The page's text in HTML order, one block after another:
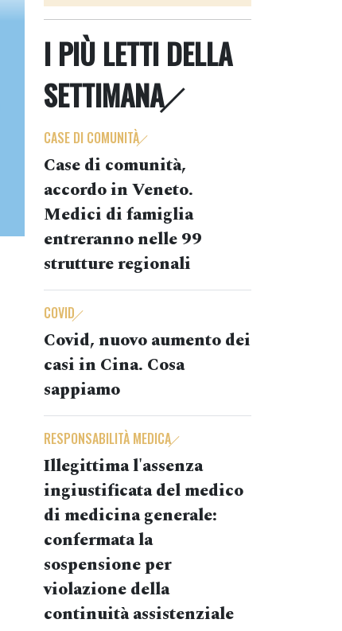
I PIÙ LETTI DELLA
SETTIMANA
CASE DI COMUNITÀ
Case di comunità,
accordo in Veneto.
Medici di famiglia
entreranno nelle 99
strutture regionali
COVID
Covid, nuovo aumento dei
casi in Cina. Cosa
sappiamo
RESPONSABILITÀ MEDICA
Illegittima l'assenza
ingiustificata del medico
di medicina generale:
confermata la
sospensione per
violazione della
continuità assistenziale